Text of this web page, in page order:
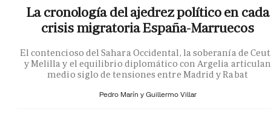
La cronología del ajedrez político en cada
crisis migratoria España-Marruecos
El contencioso del Sahara Occidental, la soberanía de
y Melilla y el equilibrio diplomático con Argelia articulan
medio siglo de tensiones entre Madrid y Rabat
Pedro Marín y Guillermo Villar